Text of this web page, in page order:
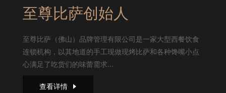
至尊比萨创始人
至尊比萨（佛山）品牌管理有限公司是一家大型西餐饮食
连锁机构，以其地道的手工现做现烤比萨和各种馋嘴小点
心满足了吃货们的味蕾需求...
查看详情